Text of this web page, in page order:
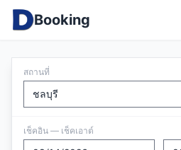
Booking
สถานที่
เช็คอิน — เช็คเอาต์